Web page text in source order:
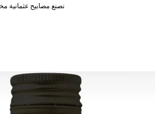
نصنع مصابيح عثمانية